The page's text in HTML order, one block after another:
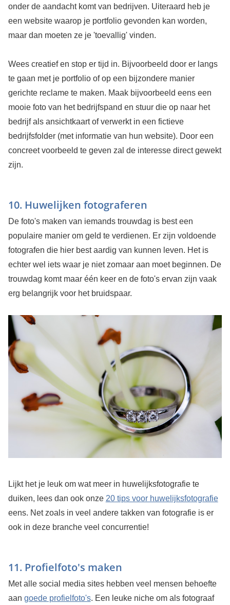
onder de aandacht komt van bedrijven. Uiteraard heb je
een website waarop je portfolio gevonden kan worden,
maar dan moeten ze je 'toevallig' vinden.
Wees creatief en stop er tijd in. Bijvoorbeeld door er langs
te gaan met je portfolio of op een bijzondere manier
gerichte reclame te maken. Maak bijvoorbeeld eens een
mooie foto van het bedrijfspand en stuur die op naar het
bedrijf als ansichtkaart of verwerkt in een fictieve
bedrijfsfolder (met informatie van hun website). Door een
concreet voorbeeld te geven zal de interesse direct gewekt
zijn.
10. Huwelijken fotograferen
De foto's maken van iemands trouwdag is best een
populaire manier om geld te verdienen. Er zijn voldoende
fotografen die hier best aardig van kunnen leven. Het is
echter wel iets waar je niet zomaar aan moet beginnen. De
trouwdag komt maar één keer en de foto's ervan zijn vaak
erg belangrijk voor het bruidspaar.
Lijkt het je leuk om wat meer in huwelijksfotografie te
duiken, lees dan ook onze 20 tips voor huwelijksfotografie
eens. Net zoals in veel andere takken van fotografie is er
ook in deze branche veel concurrentie!
11. Profielfoto's maken
Met alle social media sites hebben veel mensen behoefte
aan goede profielfoto's. Een leuke niche om als fotograaf